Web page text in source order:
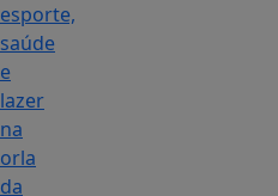
esporte,
saúde
e
lazer
na
orla
da